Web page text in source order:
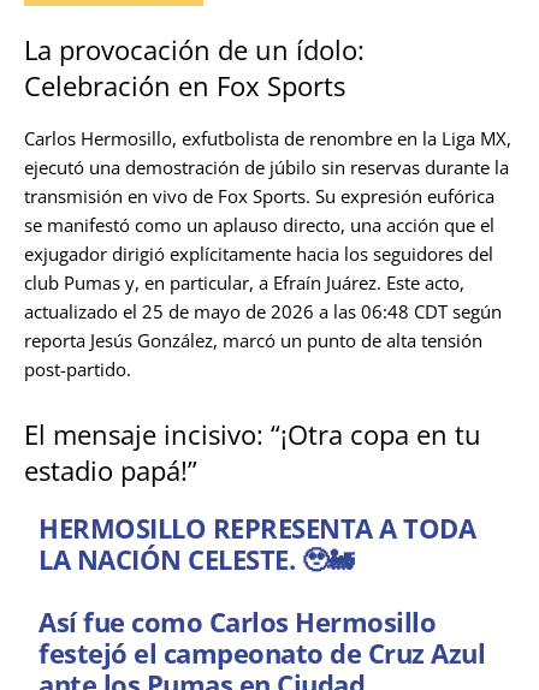
La provocación de un ídolo:
Celebración en Fox Sports
Carlos Hermosillo, exfutbolista de renombre en la Liga MX,
ejecutó una demostración de júbilo sin reservas durante la
transmisión en vivo de Fox Sports. Su expresión eufórica
se manifestó como un aplauso directo, una acción que el
exjugador dirigió explícitamente hacia los seguidores del
club Pumas y, en particular, a Efraín Juárez. Este acto,
actualizado el 25 de mayo de 2026 a las 06:48 CDT según
reporta Jesús González, marcó un punto de alta tensión
post-partido.
El mensaje incisivo: “¡Otra copa en tu
estadio papá!”
HERMOSILLO REPRESENTA A TODA
LA NACIÓN CELESTE. 🥹🚂
Así fue como Carlos Hermosillo
festejó el campeonato de Cruz Azul